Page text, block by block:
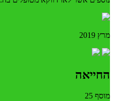
מרץ 2019
החייאה
מוסף 25